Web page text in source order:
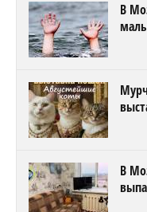
В
В